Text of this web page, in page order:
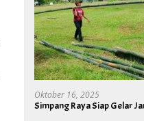
Oktober 16, 2025
Simpang Raya Siap Gelar